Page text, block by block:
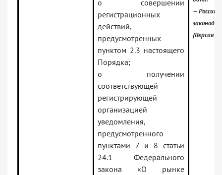
о совершении
регистрационных
действий,
предусмотренных
пунктом 2.3 настоящего
Порядка;
о получении
соответствующей
регистрирующей
организацией
уведомления,
предусмотренного
пунктами 7 и 8 статьи
24.1 Федерального
закона «О рынке
—
(Версия